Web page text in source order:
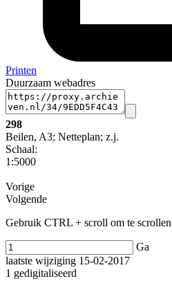
Printen
Duurzaam webadres
298
Beilen, A3; Netteplan; z.j.
Schaal:
1:5000
Vorige
Volgende
Gebruik CTRL + scroll om te scrollen
Ga
laatste wijziging 15-02-2017
1 gedigitaliseerd